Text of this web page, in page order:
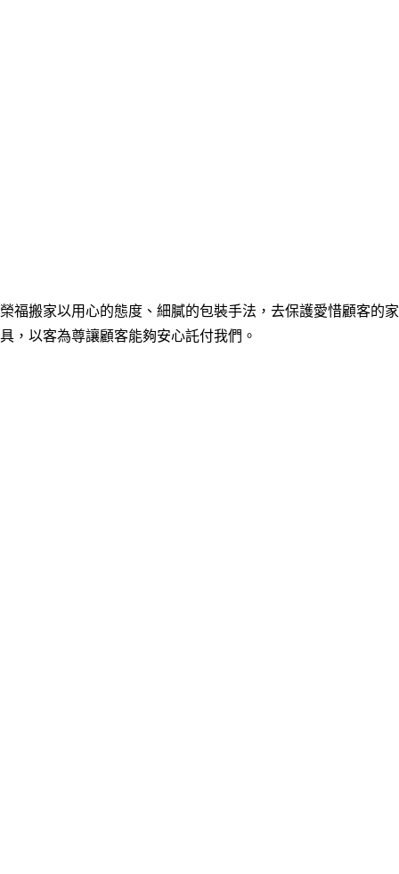
榮福搬家以用心的態度 、 細膩的包裝手法 ， 去保護愛惜顧客的家
具 ， 以客為尊讓顧客能夠安心託付我們 。